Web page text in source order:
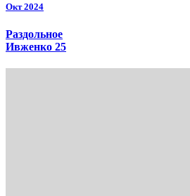
Окт 2024
Раздольное
Ивженко 25